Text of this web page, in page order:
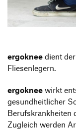
Transfer und
Strategische
ergoknee dient
Fliesenlegern.
ergoknee wirkt
gesundheitlicher
Berufskrankheiten
Zugleich werden